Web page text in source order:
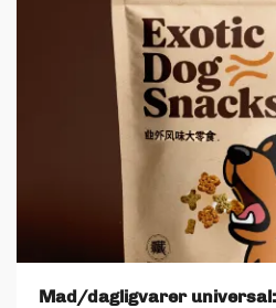
Mad/dagligvarer